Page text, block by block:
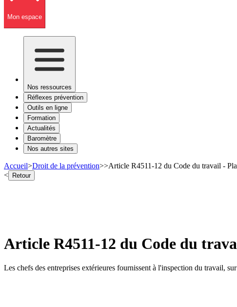
Mon espace
Nos ressources
Réflexes prévention
Outils en ligne
Formation
Actualités
Baromètre
Nos autres sites
Accueil>Droit de la prévention>>Article R4511-12 du Code du travail -
< Retour
Article R4511-12 du Code du
Les chefs des entreprises extérieures fournissent à l'inspection du travail,